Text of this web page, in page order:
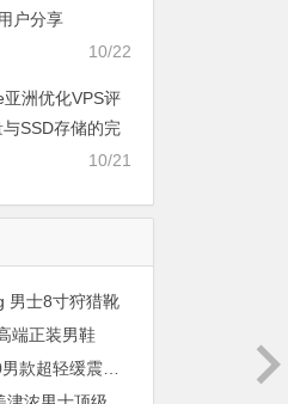
户分享
10/22
洲优化VPS评
SSD存储的完
10/21
男士8寸狩猎靴
端正装男鞋
New Balance 新百伦 M1400男款超轻缓震跑鞋